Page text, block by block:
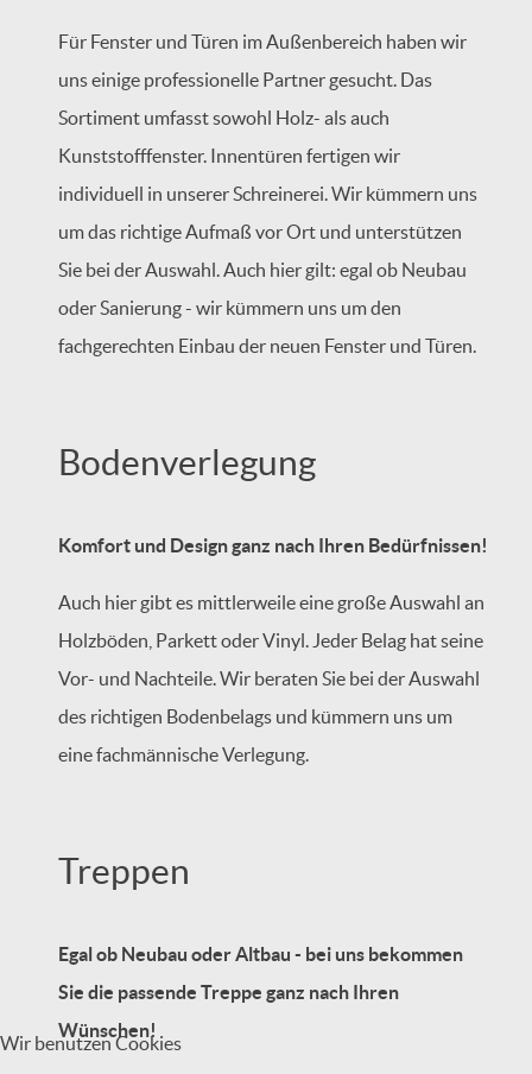
Für Fenster und Türen im Außenbereich haben wir
uns einige professionelle Partner gesucht. Das
Sortiment umfasst sowohl Holz- als auch
Kunststofffenster. Innentüren fertigen wir
individuell in unserer Schreinerei. Wir kümmern uns
um das richtige Aufmaß vor Ort und unterstützen
Sie bei der Auswahl. Auch hier gilt: egal ob Neubau
oder Sanierung - wir kümmern uns um den
fachgerechten Einbau der neuen Fenster und Türen.
Bodenverlegung
Komfort und Design ganz nach Ihren Bedürfnissen!
Auch hier gibt es mittlerweile eine große Auswahl an
Holzböden, Parkett oder Vinyl. Jeder Belag hat seine
Vor- und Nachteile. Wir beraten Sie bei der Auswahl
des richtigen Bodenbelags und kümmern uns um
eine fachmännische Verlegung.
Treppen
Egal ob Neubau oder Altbau - bei uns bekommen
Sie die passende Treppe ganz nach Ihren
Wünschen!
Wir benutzen Cookies